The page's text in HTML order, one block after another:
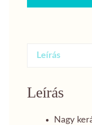
mennyiség
Leírás
Leírás
Nagy